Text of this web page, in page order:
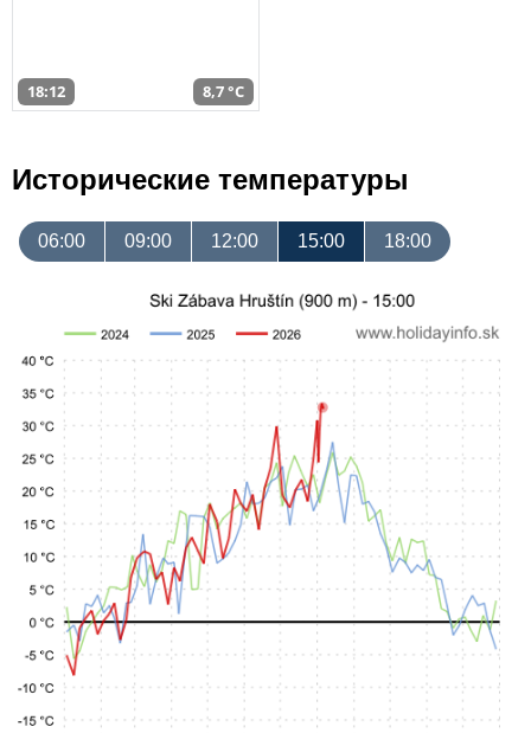
18:12 8,7 °C
Исторические температуры
06:00 09:00 12:00 15:00 18:00